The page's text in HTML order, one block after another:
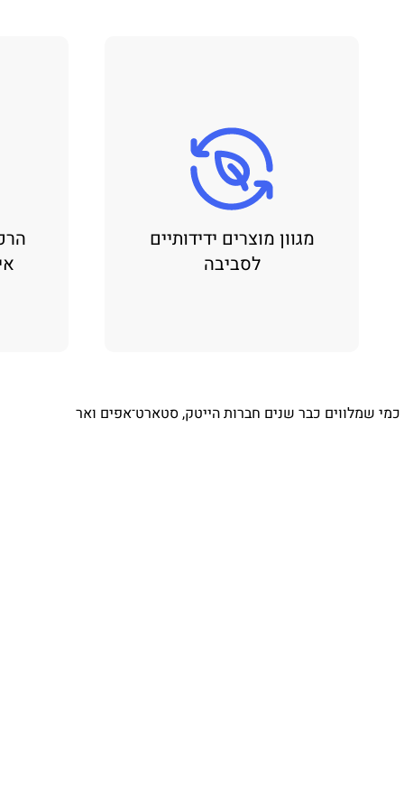
מגוון מוצרים ידידותיים
לסביבה
⁨ כמי שמלווים כבר שנים חברות הייטק, סטארט־אפים ואר